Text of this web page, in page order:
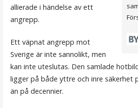
allierade i händelse av ett
angrepp.
Ett väpnat angrepp mot
Sverige är inte sannolikt, men
kan inte uteslutas. Den samlade
ligger på både yttre och inre
än på decennier.